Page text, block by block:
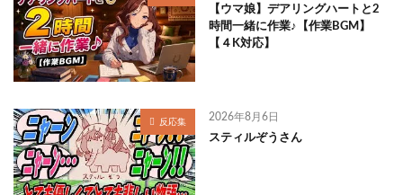
【ウマ娘】デアリングハートと2
時間一緒に作業♪【作業BGM】
【４K対応】
反応集 2026年8月6日
スティルぞうさん